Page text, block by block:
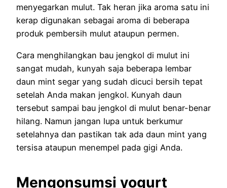
menyegarkan mulut. Tak heran jika aroma satu ini
kerap digunakan sebagai aroma di beberapa
produk pembersih mulut ataupun permen.
Cara menghilangkan bau jengkol di mulut ini
sangat mudah, kunyah saja beberapa lembar
daun mint segar yang sudah dicuci bersih tepat
setelah Anda makan jengkol. Kunyah daun
tersebut sampai bau jengkol di mulut benar-benar
hilang. Namun jangan lupa untuk berkumur
setelahnya dan pastikan tak ada daun mint yang
tersisa ataupun menempel pada gigi Anda.
Mengonsumsi yogurt